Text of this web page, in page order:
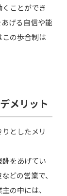
ことができ
げる自信や能
の歩合制は
メリット
としたメリ
をあげてい
どの営業で、
の中には、